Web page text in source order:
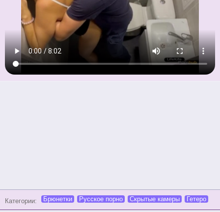
Категории: Брюнетки Русское порно Скрытые камеры Гетеро